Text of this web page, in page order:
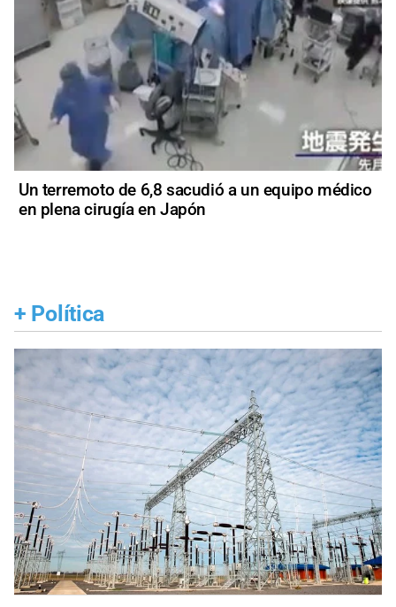
Un terremoto de 6,8 sacudió a un equipo médico
en plena cirugía en Japón
+ Política